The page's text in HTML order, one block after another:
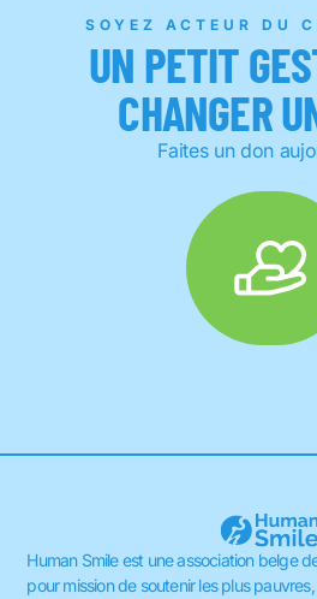
SOYEZ ACTEUR DU
UN PETIT
CHANGER
Faites un don
Human Smile est une association belge
pour mission de soutenir les plus